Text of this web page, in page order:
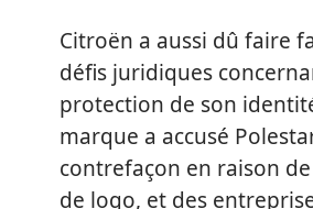
Citroën a aussi dû faire
défis juridiques
protection de son
marque a accusé
contrefaçon en raison
de logo, et des